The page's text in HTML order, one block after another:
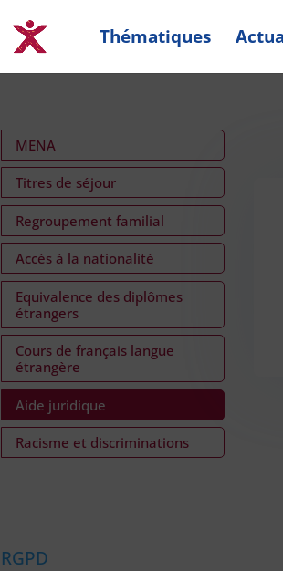
Thématiques
MENA
Titres de séjour
Regroupement familial
Accès à la nationalité
Equivalence des diplômes
étrangers
Cours de français langue
étrangère
Aide juridique
Racisme et discriminations
RGPD